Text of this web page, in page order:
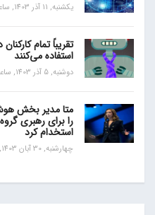
یکشنبه, 11 آذر 1403, ساعت 19:48
استفاده می‌کنند
دوشنبه, 5 آذر 1403, ساعت 20:29
را برای رهبری
استخدام کرد
چهارشنبه, 30 آبان 1403, ساعت 15:47